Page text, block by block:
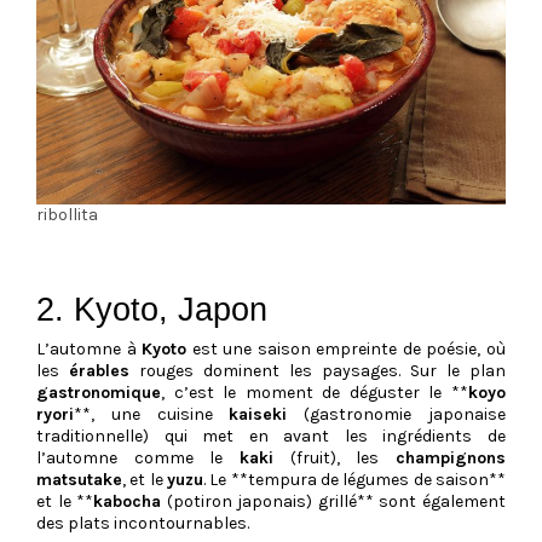
ribollita
2. Kyoto, Japon
L’automne à Kyoto est une saison empreinte de poésie, où
les érables rouges dominent les paysages. Sur le plan
gastronomique, c’est le moment de déguster le **koyo
ryori**, une cuisine kaiseki (gastronomie japonaise
traditionnelle) qui met en avant les ingrédients de
l’automne comme le kaki (fruit), les champignons
matsutake, et leyuzu. Le **tempura de légumes de saison**
et le **kabocha (potiron japonais) grillé** sont également
des plats incontournables.